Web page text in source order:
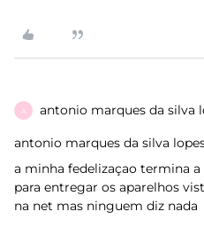
A antonio marques da silva
antonio marques da silva
a minha fedelizaçao termina a
para entregar os aparelhos
na net mas ninguem diz nada